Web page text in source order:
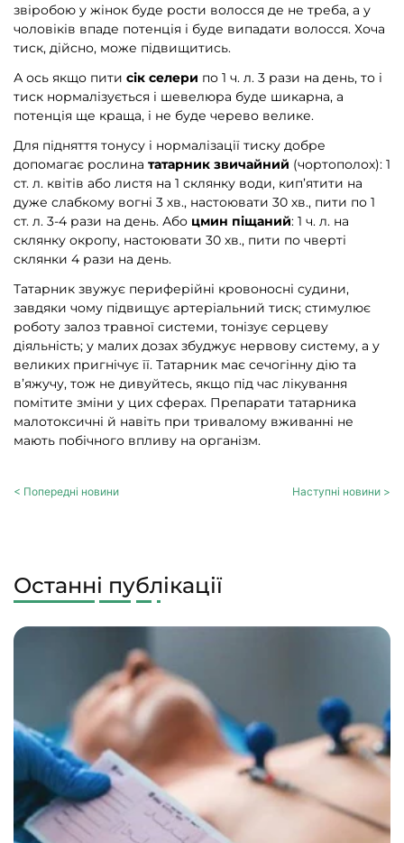
звіробою у жінок буде рости волосся де не треба, а у
чоловіків впаде потенція і буде випадати волосся. Хоча
тиск, дійсно, може підвищитись.
А ось якщо пити сік селери по 1 ч. л. 3 рази на день, то і
тиск нормалізується і шевелюра буде шикарна, а
потенція ще краща, і не буде черево велике.
Для підняття тонусу і нормалізації тиску добре
допомагає рослина татарник звичайний (чортополох): 1
ст. л. квітів або листя на 1 склянку води, кип’ятити на
дуже слабкому вогні 3 хв., настоювати 30 хв., пити по 1
ст. л. 3-4 рази на день. Або цмин піщаний: 1 ч. л. на
склянку окропу, настоювати 30 хв., пити по чверті
склянки 4 рази на день.
Татарник звужує периферійні кровоносні судини,
завдяки чому підвищує артеріальний тиск; стимулює
роботу залоз травної системи, тонізує серцеву
діяльність; у малих дозах збуджує нервову систему, а у
великих пригнічує її. Татарник має сечогінну дію та
в’яжучу, тож не дивуйтесь, якщо під час лікування
помітите зміни у цих сферах. Препарати татарника
малотоксичні й навіть при тривалому вживанні не
мають побічного впливу на організм.
< Попередні новини Наступні новини >
Останні публікації